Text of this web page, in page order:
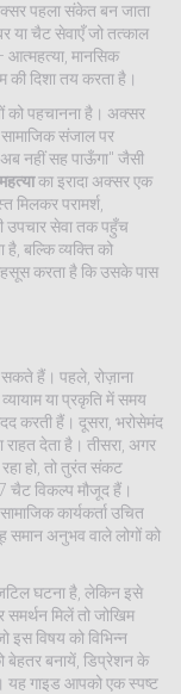
पहला संकेत बन जाता
या चैट सेवाएँ जो तत्काल
आत्महत्या, मानसिक
दिशा तय करता है।
को पहचानना है। अक्सर
संजाल पर
अब नहीं सह पाऊँगा" जैसी
का इरादा अक्सर एक
मिलकरपरामर्श
उपचार सेवातक पहुँच
बल्कि व्यक्ति को
करता है कि उसके पास
हैं। पहले, रोज़ाना
या प्रकृति में समय
करती हैं। दूसरा, भरोसेमंद
देता है। तीसरा, अगर
हो, तो तुरंतसंकट
चैट विकल्प मौजूद हैं।
कार्यकर्ता उचित
समान अनुभव वाले लोगों को
घटना है, लेकिन इसे
मिलें तो जोखिम
विषय को विभिन्न
बनायें, डिप्रेशन के
गाइड आपको एक स्पष्ट